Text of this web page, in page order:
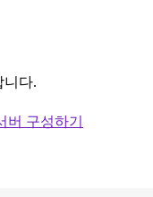
니다.
버 구성하기